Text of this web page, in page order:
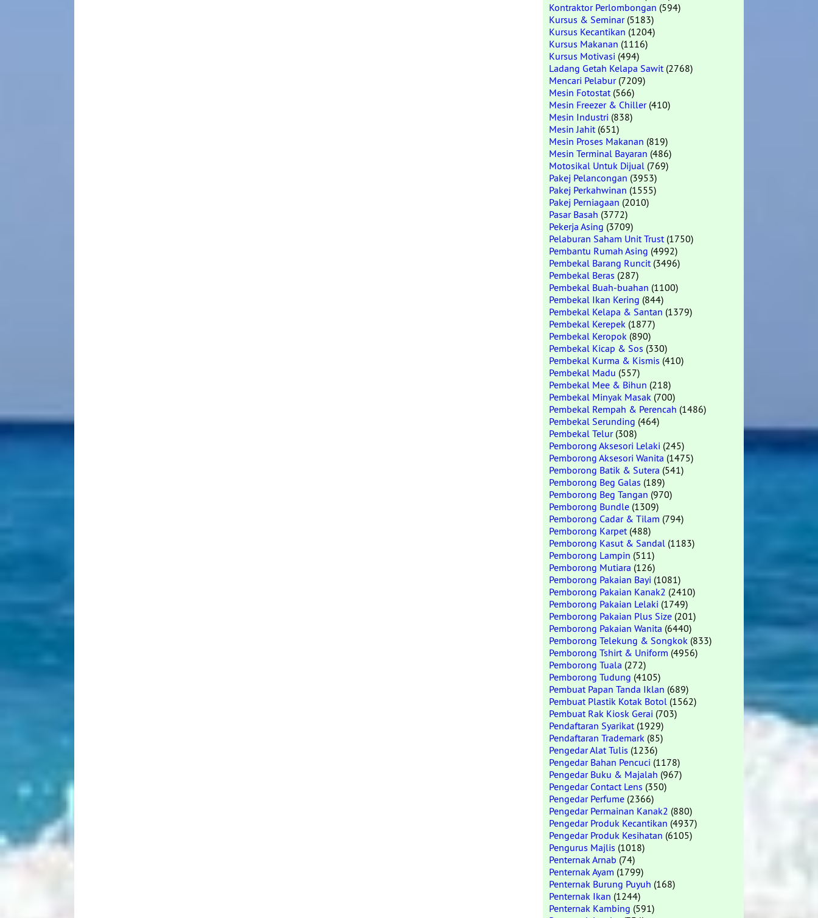
Kontraktor Perlombongan (594)
Kursus & Seminar(5183)
Kursus Kecantikan (1204)
Kursus Makanan (1116)
Kursus Motivasi (494)
Ladang Getah Kelapa Sawit(2768)
Mencari Pelabur(7209)
Mesin Fotostat(566)
Mesin Freezer & Chiller(410)
Mesin Industri (838)
Mesin Jahit(651)
Mesin Proses Makanan (819)
Mesin Terminal Bayaran (486)
Motosikal Untuk Dijual (769)
Pakej Pelancongan (3953)
Pakej Perkahwinan (1555)
Pakej Perniagaan (2010)
Pasar Basah (3772)
Pekerja Asing (3709)
Pelaburan Saham Unit Trust(1750)
Pembantu Rumah Asing (4992)
Pembekal Barang Runcit(3496)
Pembekal Beras (287)
Pembekal Buah-buahan (1100)
Pembekal Ikan Kering (844)
Pembekal Kelapa & Santan (1379)
Pembekal Kerepek (1877)
Pembekal Keropok (890)
Pembekal Kicap & Sos (330)
Pembekal Kurma & Kismis (410)
Pembekal Madu (557)
Pembekal Mee & Bihun (218)
Pembekal Minyak Masak (700)
Pembekal Rempah & Perencah (1486)
Pembekal Serunding (464)
Pembekal Telur(308)
Pemborong Aksesori Lelaki (245)
Pemborong Aksesori Wanita (1475)
Pemborong Batik & Sutera (541)
Pemborong Beg Galas (189)
Pemborong Beg Tangan (970)
Pemborong Bundle (1309)
Pemborong Cadar & Tilam (794)
Pemborong Karpet(488)
Pemborong Kasut & Sandal (1183)
Pemborong Lampin (511)
Pemborong Mutiara (126)
Pemborong Pakaian Bayi (1081)
Pemborong Pakaian Kanak2 (2410)
Pemborong Pakaian Lelaki (1749)
Pemborong Pakaian Plus Size (201)
Pemborong Pakaian Wanita (6440)
Pemborong Telekung & Songkok (833)
Pemborong Tshirt & Uniform (4956)
Pemborong Tuala (272)
Pemborong Tudung (4105)
Pembuat Papan Tanda Iklan (689)
Pembuat Plastik Kotak Botol (1562)
Pembuat Rak Kiosk Gerai (703)
Pendaftaran Syarikat(1929)
Pendaftaran Trademark (85)
Pengedar Alat Tulis (1236)
Pengedar Bahan Pencuci (1178)
Pengedar Buku & Majalah (967)
Pengedar Contact Lens (350)
Pengedar Perfume (2366)
Pengedar Permainan Kanak2 (880)
Pengedar Produk Kecantikan (4937)
Pengedar Produk Kesihatan (6105)
Pengurus Majlis (1018)
Penternak Arnab (74)
Penternak Ayam (1799)
Penternak Burung Puyuh (168)
Penternak Ikan (1244)
Penternak Kambing (591)